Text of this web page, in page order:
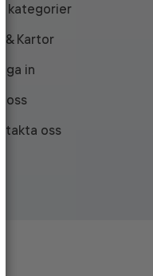
kategorier
& Kartor
in
oss
oss